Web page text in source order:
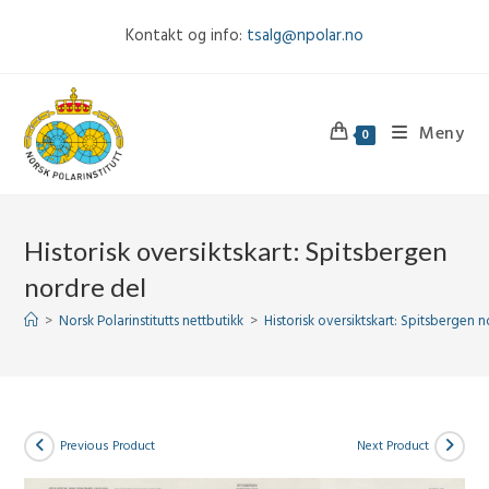
Kontakt og info: tsalg@npolar.no
0 Meny
Historisk oversiktskart: Spitsbergen
nordre del
> Norsk Polarinstitutts nettbutikk > Historisk oversiktskart: Spitsbergen
Previous Product Next Product